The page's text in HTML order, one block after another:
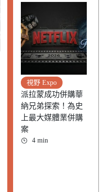
視野 Expo
派拉蒙成功併購華
納兄弟探索！為史
上最大媒體業併購
案
4 min